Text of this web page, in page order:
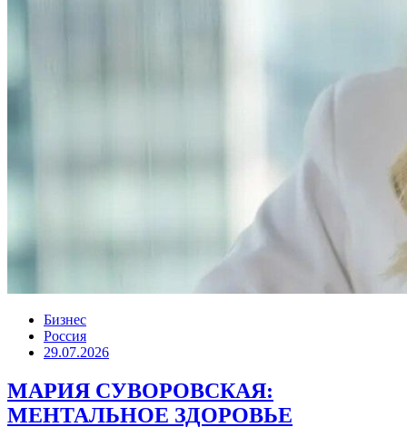
Бизнес
Россия
29.07.2026
МАРИЯ СУВОРОВСКАЯ:
МЕНТАЛЬНОЕ ЗДОРОВЬЕ